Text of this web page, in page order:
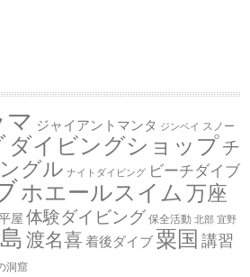
マ ジャイアントマンタ ジンベイ
スノー
ダイビングショップチ
グル ナイトダイビング ビーチダイブ
ホエールスイム 万座
屋 体験ダイビング 保全活動 北部 宜野
渡名喜 着後ダイブ 粟国 講習
洞窟